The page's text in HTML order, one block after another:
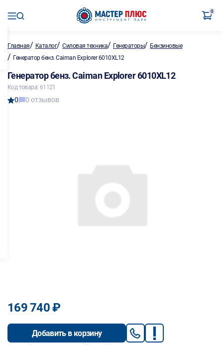
0
Главная/ Каталог/Силовая техника/ Генераторы/ Бензиновые
/ Генератор бенз. Caiman Explorer 6010XL12
Генератор бенз. Caiman Explorer 6010XL12
Код товара: 61121
0 0 отзывов
169 740 ₽
Добавить в корзину